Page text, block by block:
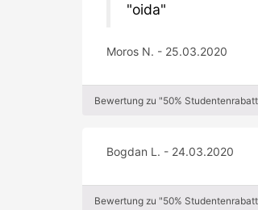
oida
Moros N. - 25.03.2020
Bewertung zu "50%
Bogdan L. - 24.03.2020
Bewertung zu "50%